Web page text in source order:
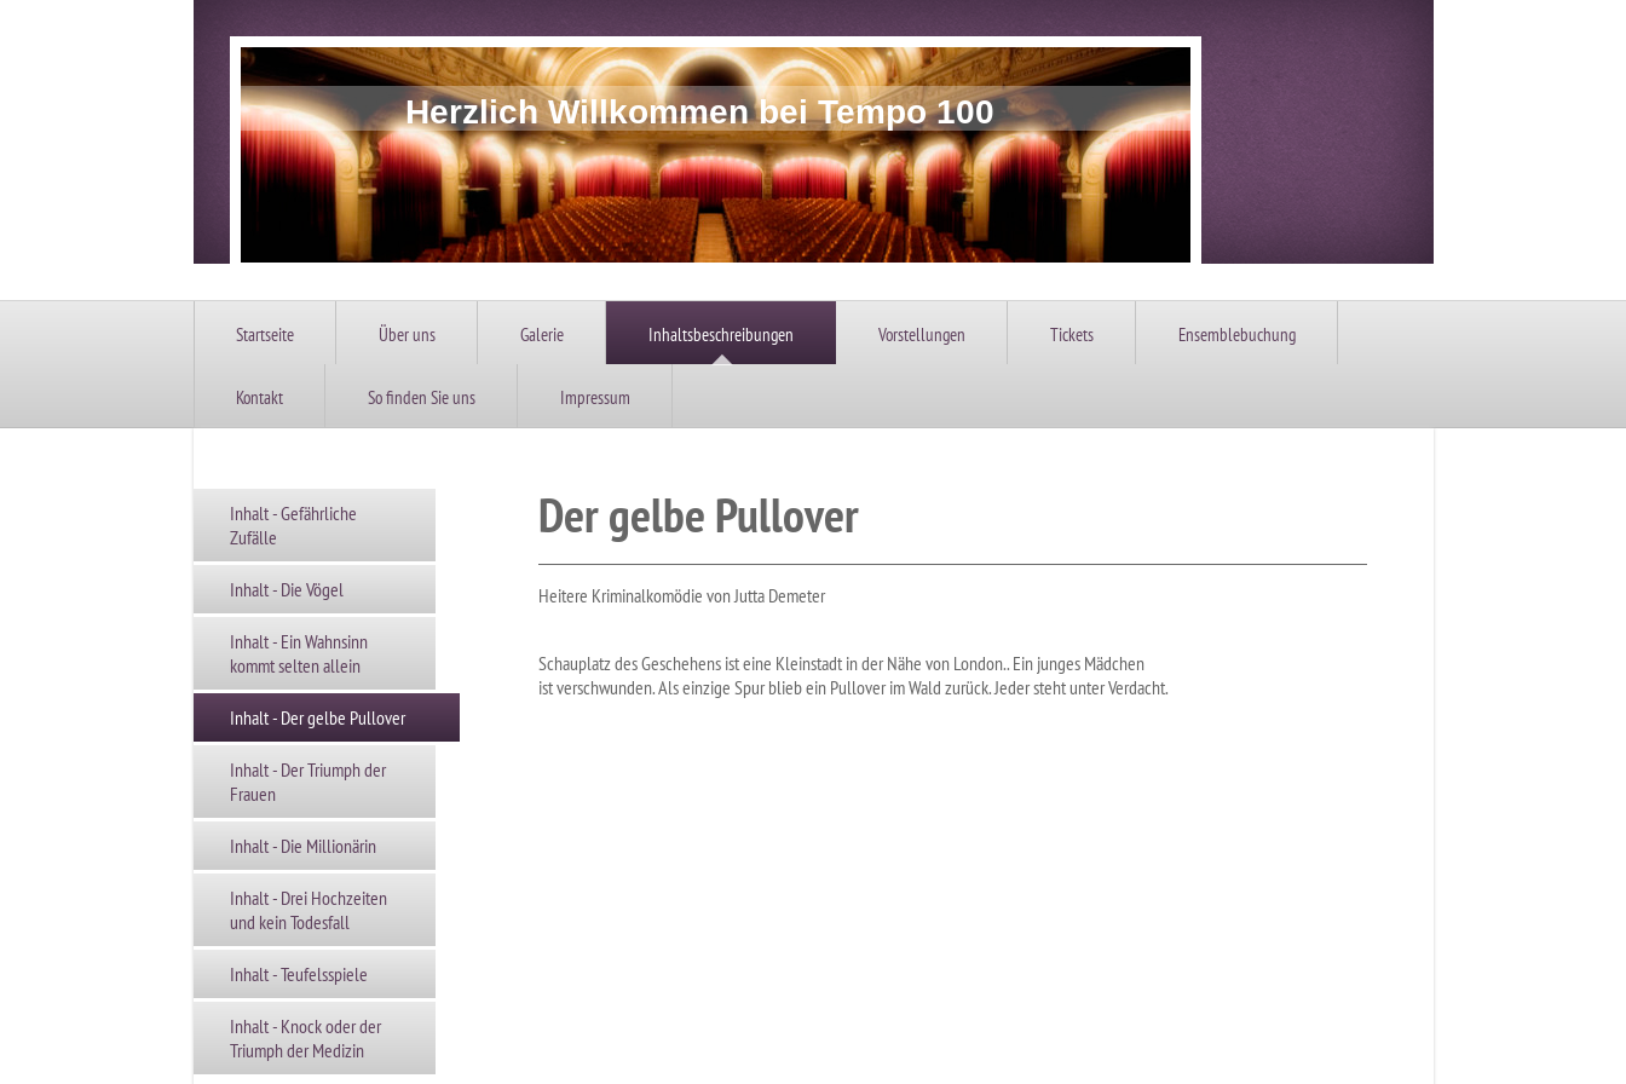
Herzlich Willkommen bei Tempo 100
Startseite Über uns Galerie Inhaltsbeschreibungen Vorstellungen Tickets Ensemblebuchung
Kontakt So finden Sie uns Impressum
Inhalt - Gefährliche
Zufälle
Inhalt - Die Vögel
Inhalt - Ein Wahnsinn
kommt selten allein
Inhalt - Der gelbe Pullover
Inhalt - Der Triumph der
Frauen
Inhalt - Die Millionärin
Inhalt - Drei Hochzeiten
und kein Todesfall
Inhalt - Teufelsspiele
Inhalt - Knock oder der
Triumph der Medizin
Der gelbe Pullover
Heitere Kriminalkomödie von Jutta Demeter
Schauplatz des Geschehens ist eine Kleinstadt in der Nähe von London.. Ein junges Mädchen
ist verschwunden. Als einzige Spur blieb ein Pullover im Wald zurück. Jeder steht unter Verdacht.